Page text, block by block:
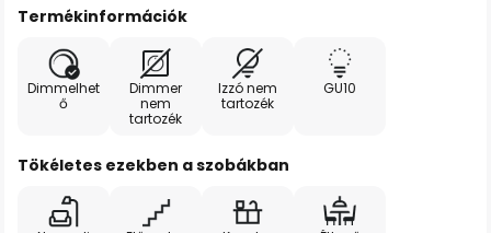
Termékinformációk
Dimmelhet
ő
Dimmer
nem
tartozék
Izzó nem
tartozék
GU10
Tökéletes ezekben a szobákban